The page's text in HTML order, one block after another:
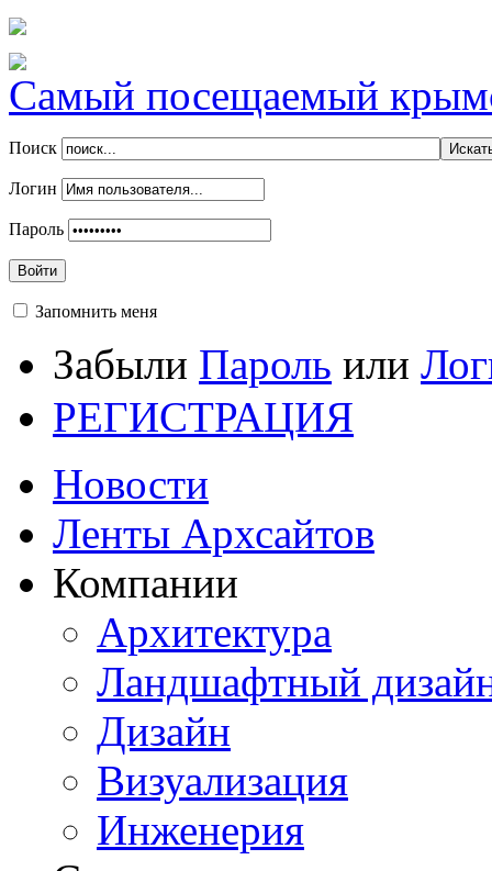
Самый посещаемый
Поиск
Логин
Пароль
Войти
Запомнить меня
Забыли Пароль или
РЕГИСТРАЦИЯ
Новости
Ленты Архсайтов
Компании
Архитектура
Ландшафтный
Дизайн
Визуализация
Инженерия